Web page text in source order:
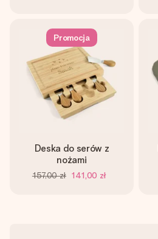
Promocja
Deska do serów z
nożami
157,00 zł 141,00 zł